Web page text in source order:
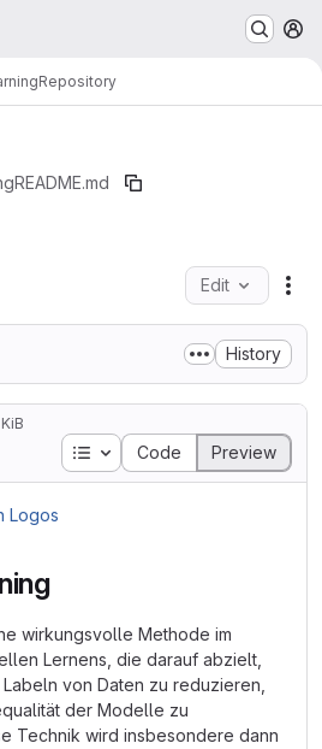
Repository
README.md
Edit
History
Table of contents
Code Preview
wirkungsvolle Methode im
Lernens, die darauf abzielt,
von Daten zu reduzieren,
der Modelle zu
Technik wird insbesondere dann